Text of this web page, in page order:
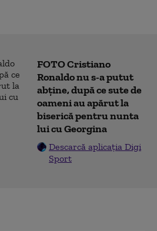
FOTO Cristiano
Ronaldo nu s-a putut
abține, după ce sute de
oameni au apărut la
biserică pentru nunta
lui cu Georgina
Descarcă aplicația Digi
Sport